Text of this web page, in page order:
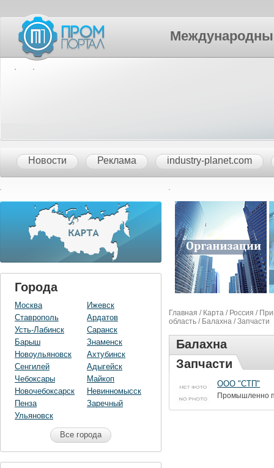
Международный
Новости Реклама industry-planet.com
Города
Москва
Ставрополь
Усть-Лабинск
Барыш
Новоульяновск
Сенгилей
Чебоксары
Новочебоксарск
Пенза
Ульяновск
Ижевск
Ардатов
Саранск
Знаменск
Ахтубинск
Адыгейск
Майкоп
Невинномысск
Заречный
Все города
Главная / Карта / Россия /
область / Балахна / Запчасти
Балахна
Запчасти
ООО "СТП"
Промышленно